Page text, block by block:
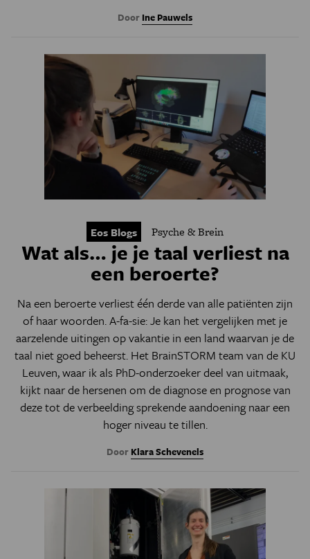
Door Ine Pauwels
Eos Blogs Psyche & Brein
Wat als… je je taal verliest na
een beroerte?
Na een beroerte verliest één derde van alle patiënten zijn
of haar woorden. A-fa-sie: Je kan het vergelijken met je
aarzelende uitingen op vakantie in een land waarvan je de
taal niet goed beheerst. Het BrainSTORM team van de KU
Leuven, waar ik als PhD-onderzoeker deel van uitmaak,
kijkt naar de hersenen om de diagnose en prognose van
deze tot de verbeelding sprekende aandoening naar een
hoger niveau te tillen.
Door Klara Schevenels